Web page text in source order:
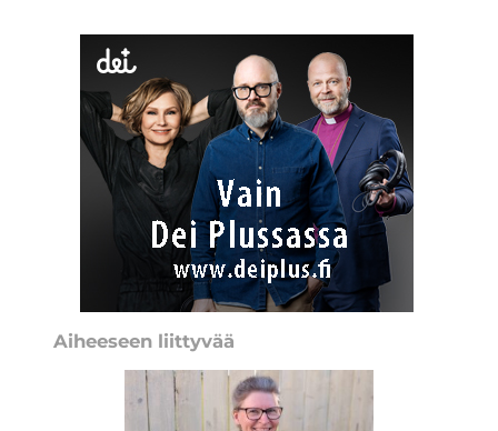
Aiheeseen liittyvää